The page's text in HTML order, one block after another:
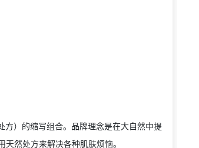
）的缩写组合。品牌理念是在大自然中提
然处方来解决各种肌肤烦恼。